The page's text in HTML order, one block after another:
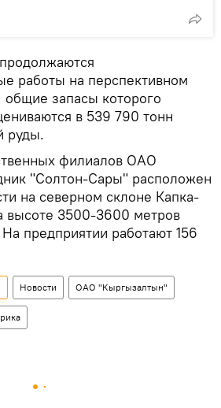
работы на перспективном
общие запасы которого
в 539 790 тонн
руды.
филиалов ОАО
"Солтон-Сары" расположен
на северном склоне Капка-
высоте 3500-3600 метров
предприятии работают 156
Новости ОАО "Кыргызалтын"